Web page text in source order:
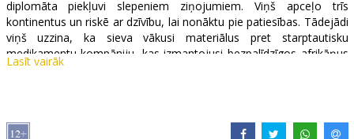
diplomāta piekļuvi slepeniem ziņojumiem. Viņš apceļo trīs
kontinentus un riskē ar dzīvību, lai nonāktu pie patiesības. Tādejādi
viņš uzzina, ka sieva vākusi materiālus pret starptautisku
medikamentu kompāniju, kas izmantojusi bezpalīdzīgos afrikāņus
kā izmēģinājuma trusīšus uz prettuberkulozes līdzekli ar fatālām
Lasīt vairāk